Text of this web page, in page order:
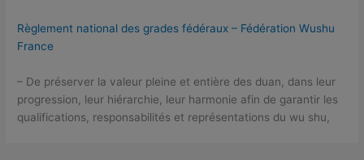
Règlement national des grades fédéraux – Fédération Wushu
France
– De préserver la valeur pleine et entière des duan, dans leur
progression, leur hiérarchie, leur harmonie afin de garantir les
qualifications, responsabilités et représentations du wu shu,